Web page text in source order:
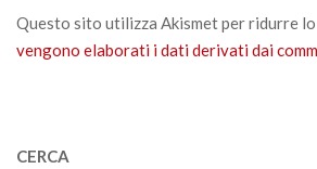
Questo sito utilizza Akismet per ridurre lo
vengono elaborati i dati derivati dai
CERCA